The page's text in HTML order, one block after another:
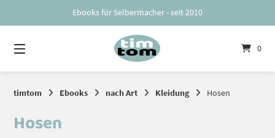
Ebooks für Selbermacher - seit 2010
0
timtom Ebooks nach Art Kleidung Hosen
Hosen